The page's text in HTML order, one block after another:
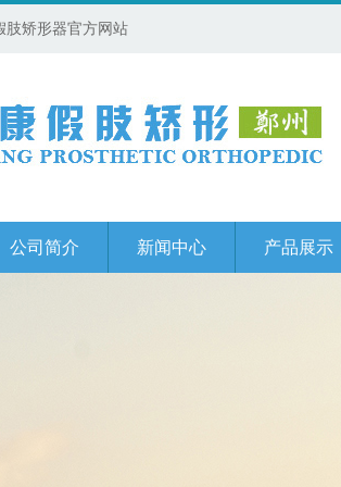
肢矫形器官方网站
公司简介 新闻中心 产品展示